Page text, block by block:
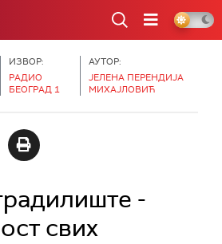
ИЗВОР:
РАДИО
БЕОГРАД 1
АУТОР:
ЈЕЛЕНА ПЕРЕНДИЈА
МИХАЈЛОВИЋ
-
свих